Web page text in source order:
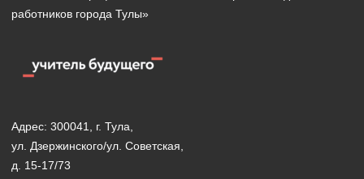
работников города Тулы»
Адрес: 300041, г. Тула,
ул. Дзержинского/ул. Советская,
д. 15-17/73